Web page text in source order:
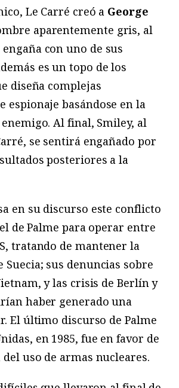
Le Carré creó a George
aparentemente gris, al
engaña con uno de sus
es un topo de los
diseña complejas
espionaje basándose en la
Al final, Smiley, al
se sentirá engañado por
posteriores a la
en su discurso este conflicto
de Palme para operar entre
tratando de mantener la
sus denuncias sobre
y las crisis de Berlín y
haber generado una
El último discurso de Palme
en 1985, fue en favor de
uso de armas nucleares.